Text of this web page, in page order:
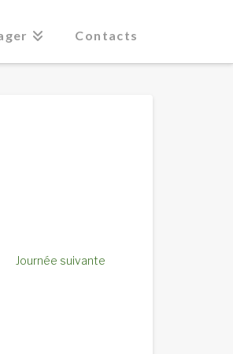
Contacts
Journée suivante